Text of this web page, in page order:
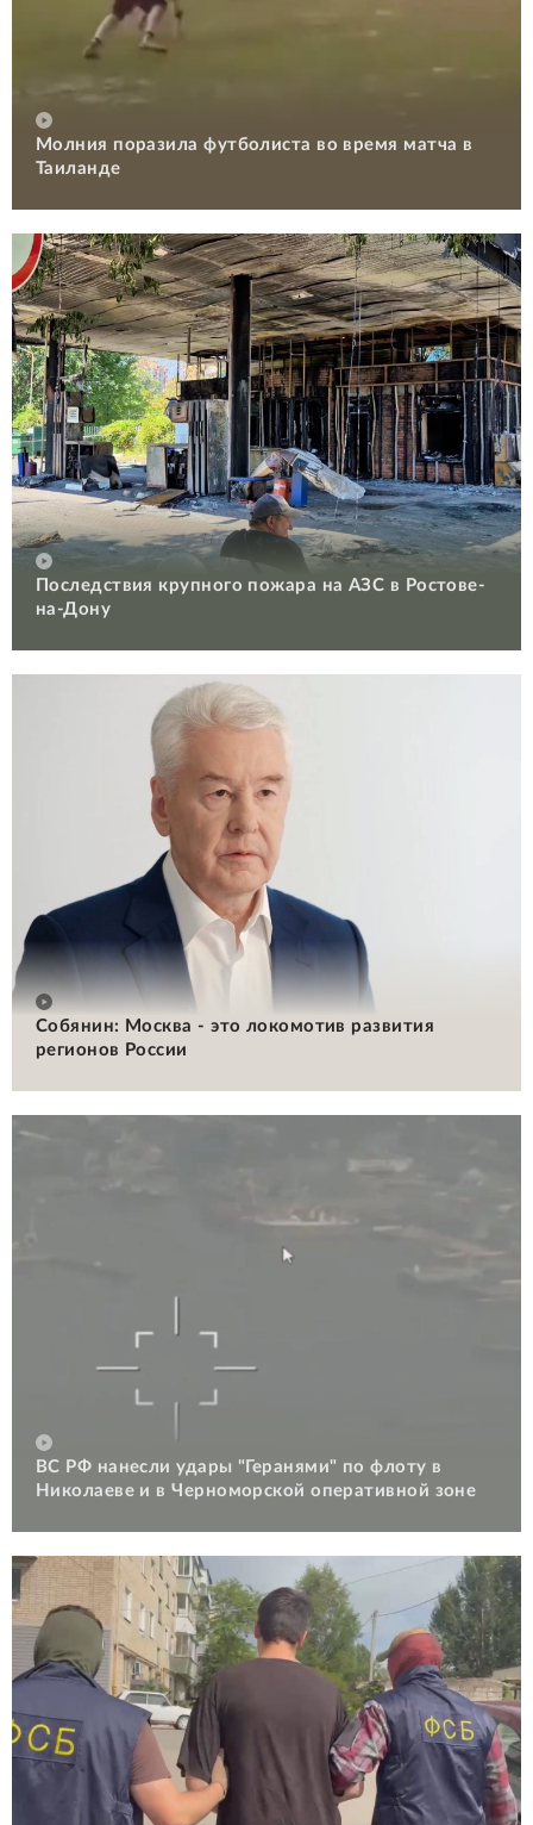
Молния поразила футболиста во время матча в
Таиланде
Последствия крупного пожара на АЗС в Ростове-
на-Дону
Собянин: Москва - это локомотив развития
регионов России
ВС РФ нанесли удары "Геранями" по флоту в
Николаеве и в Черноморской оперативной зоне